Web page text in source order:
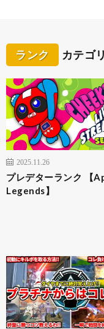
ランク カテゴ
2025.11.26
プレデターランク 【
Legends】